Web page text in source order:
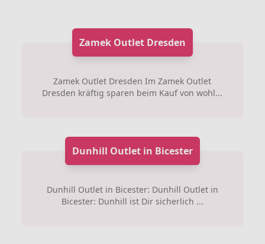
Zamek Outlet Dresden
Zamek Outlet Dresden Im Zamek Outlet
Dresden kräftig sparen beim Kauf von wohl...
Dunhill Outlet in Bicester
Dunhill Outlet in Bicester: Dunhill Outlet in
Bicester: Dunhill ist Dir sicherlich ...